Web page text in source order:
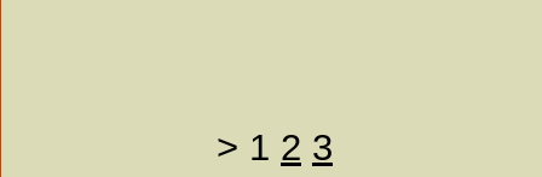
> 1 2 3